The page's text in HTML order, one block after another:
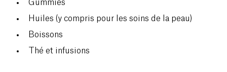
Gummies
Huiles (y compris pour les soins de la peau)
Boissons
Thé et infusions